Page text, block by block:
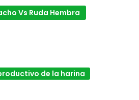
Vs Ruda Hembra
de la harina